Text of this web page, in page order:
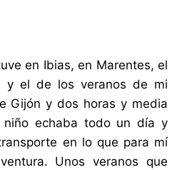
en Ibias, en Marentes, el
y el de los veranos de mi
Gijón y dos horas y media
echaba todo un día y
en lo que para mí
Unos veranos que